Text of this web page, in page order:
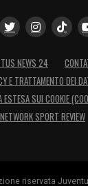
NEWS 24
E TRATTAMENTO DEI
ESTESA SUI COOKIE
NETWORK SPORT REVIEW
riservata